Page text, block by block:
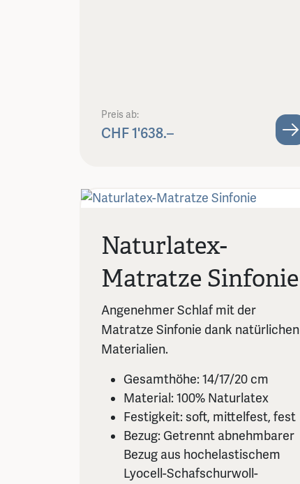
Preis ab:
CHF 1'638.–
Naturlatex-
Matratze Sinfonie
Angenehmer Schlaf mit der
Matratze Sinfonie dank natürlichen
Materialien.
Gesamthöhe: 14/17/20 cm
Material: 100% Naturlatex
Festigkeit: soft, mittelfest, fest
Bezug: Getrennt abnehmbarer
Bezug aus hochelastischem
Lyocell-Schafschurwoll-